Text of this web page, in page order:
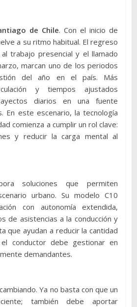
de Chile. Con el inicio de
a su ritmo habitual. El regreso
trabajo presencial y el llamado
marcan uno de los periodos
del año en el país. Más
y tiempos ajustados
diarios en una fuente
En este escenario, la tecnología
comienza a cumplir un rol clave:
y reducir la carga mental al
soluciones que permiten
urbano. Su modelo C10
con autonomía extendida,
de asistencias a la conducción y
que ayudan a reducir la cantidad
conductor debe gestionar en
demandantes.
Ya no basta con que un
también debe aportar